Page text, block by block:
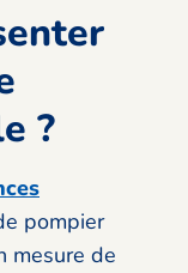
?
pompier
mesure de